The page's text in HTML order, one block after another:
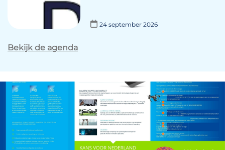
24 september 2026
Bekijk de agenda